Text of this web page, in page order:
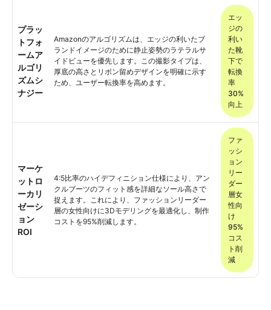
プラッ
トフォ
ームア
ルゴリ
ズムシ
ナジー
Amazonのアルゴリズムは、エッジの利いたブ
ランドイメージのために静止姿勢のラテラルサ
イドビューを優先します。この撮影タイプは、
厚底の高さとリボン留めデザインを明確に示す
ため、ユーザー転換率を高めます。
エッ
ジの
利い
た靴
下で
転換
率
30%
向上
マーケ
ットロ
ーカリ
ゼーシ
ョン
ROI
4:5比率のハイデフィニション仕様により、アン
クルブーツのフィット感を詳細なソール高さで
捉えます。これにより、ファッションリーダー
層の女性向けに3Dモデリングを最適化し、制作
コストを95%削減します。
ファ
ッシ
ョン
リー
ダー
層女
性向
け
95%
コス
ト削
減